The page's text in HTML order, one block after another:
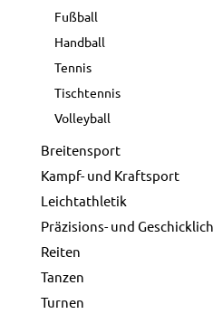
Fußball
Handball
Tennis
Tischtennis
Volleyball
Breitensport
Kampf- und Kraftsport
Leichtathletik
Präzisions- und
Reiten
Tanzen
Turnen